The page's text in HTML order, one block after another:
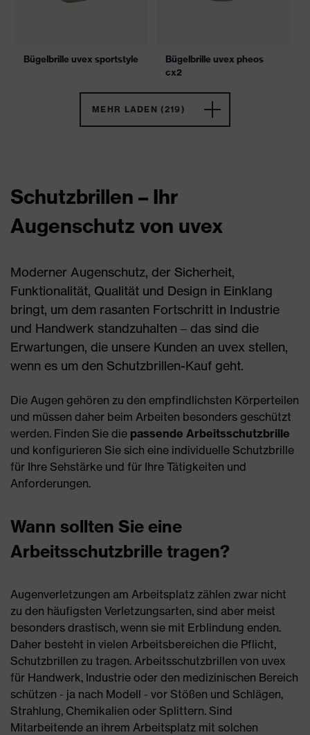
Bügelbrille uvex sportstyle
Bügelbrille uvex pheos
cx2
MEHR LADEN (219)
Schutzbrillen – Ihr
Augenschutz von uvex
Moderner Augenschutz, der Sicherheit,
Funktionalität, Qualität und Design in Einklang
bringt, um dem rasanten Fortschritt in Industrie
und Handwerk standzuhalten – das sind die
Erwartungen, die unsere Kunden an uvex stellen,
wenn es um den Schutzbrillen-Kauf geht.
Die Augen gehören zu den empfindlichsten Körperteilen
und müssen daher beim Arbeiten besonders geschützt
werden. Finden Sie die passende Arbeitsschutzbrille
und konfigurieren Sie sich eine individuelle Schutzbrille
für Ihre Sehstärke und für Ihre Tätigkeiten und
Anforderungen.
Wann sollten Sie eine
Arbeitsschutzbrille tragen?
Augenverletzungen am Arbeitsplatz zählen zwar nicht
zu den häufigsten Verletzungsarten, sind aber meist
besonders drastisch, wenn sie mit Erblindung enden.
Daher besteht in vielen Arbeitsbereichen die Pflicht,
Schutzbrillen zu tragen. Arbeitsschutzbrillen von uvex
für Handwerk, Industrie oder den medizinischen Bereich
schützen - ja nach Modell - vor Stößen und Schlägen,
Strahlung, Chemikalien oder Splittern. Sind
Mitarbeitende an ihrem Arbeitsplatz mit solchen